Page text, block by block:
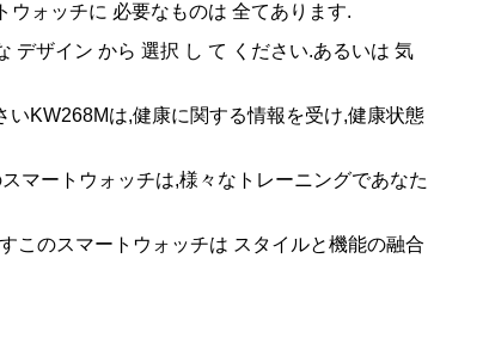
ォッチに 必要なものは 全てあります.
デザイン から 選択 し て ください.あるいは 気
KW268Mは,健康に関する情報を受け,健康状態
マートウォッチは,様々なトレーニングであなた
このスマートウォッチは スタイルと機能の融合